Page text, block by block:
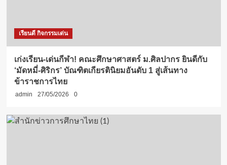
เรียนดี กิจกรรมเด่น
เก่งเรียน-เด่นกีฬา! คณะศึกษาศาสตร์ ม.ศิลปากร ยินดีกับ
‘มัดหมี่-ศิริกร’ บัณฑิตเกียรตินิยมอันดับ 1 สู่เส้นทาง
ข้าราชการไทย
admin 27/05/2026 0